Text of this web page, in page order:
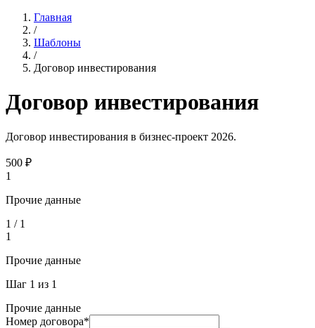
Главная
/
Шаблоны
/
Договор инвестирования
Договор инвестирования
Договор инвестирования в бизнес-проект 2026.
500 ₽
1
Прочие данные
1 / 1
1
Прочие данные
Шаг 1 из 1
Прочие данные
Номер договора*